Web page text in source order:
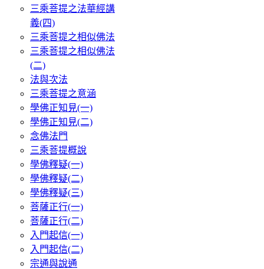
三乘菩提之法華經講
義(四)
三乘菩提之相似佛法
三乘菩提之相似佛法
(二)
法與次法
三乘菩提之意涵
學佛正知見(一)
學佛正知見(二)
念佛法門
三乘菩提概說
學佛釋疑(一)
學佛釋疑(二)
學佛釋疑(三)
菩薩正行(一)
菩薩正行(二)
入門起信(一)
入門起信(二)
宗通與說通